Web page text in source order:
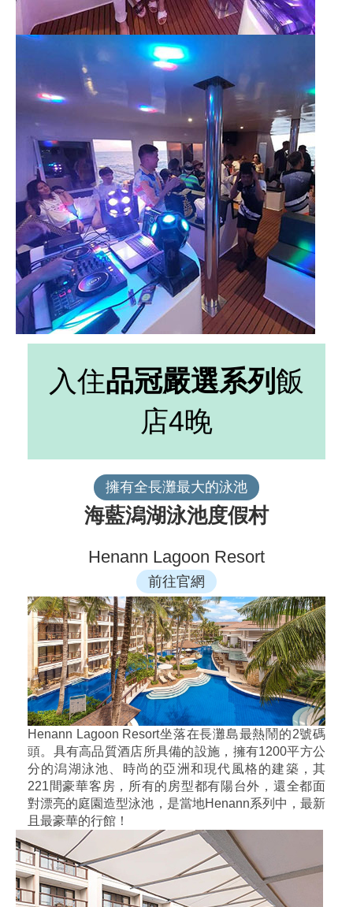
入住品冠嚴選系列飯
店4晚
擁有全長灘最大的泳池
海藍潟湖泳池度假村
Henann Lagoon Resort
前往官網
Henann Lagoon Resort坐落在長灘島最熱鬧的2號碼
頭。具有高品質酒店所具備的設施，擁有1200平方公
分的潟湖泳池、時尚的亞洲和現代風格的建築，其
221間豪華客房，所有的房型都有陽台外，還全都面
對漂亮的庭園造型泳池，是當地Henann系列中，最新
且最豪華的行館！